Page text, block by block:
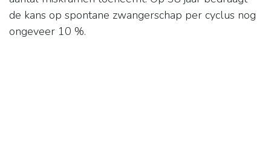
de kans op spontane zwangerschap per cyclus nog
ongeveer 10 %.